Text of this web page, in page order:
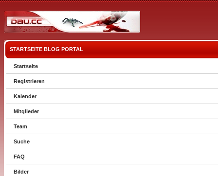
STARTSEITE BLOG PORTAL
Startseite
Registrieren
Kalender
Mitglieder
Team
Suche
FAQ
Bilder